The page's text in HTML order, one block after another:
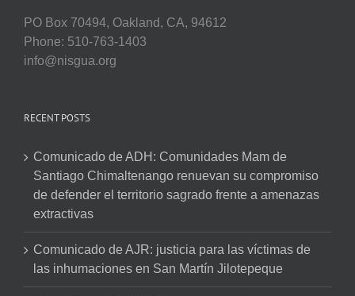
PO Box 70494, Oakland, CA, 94612
Phone: 510-763-1403
info@nisgua.org
RECENT POSTS
Comunicado de ADH: Comunidades Mam de
Santiago Chimaltenango renuevan su compromiso
de defender el territorio sagrado frente a amenazas
extractivas
Comunicado de AJR: justicia para las víctimas de
las inhumaciones en San Martín Jilotepeque